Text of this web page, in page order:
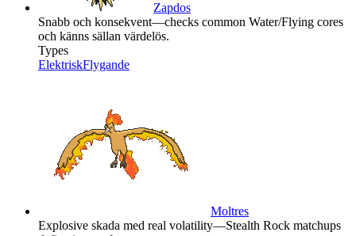
Zapdos
Snabb och konsekvent—checks common Water/Flying cores
och känns sällan värdelös.
Types
ElektriskFlygande
Moltres
Explosive skada med real volatility—Stealth Rock matchups